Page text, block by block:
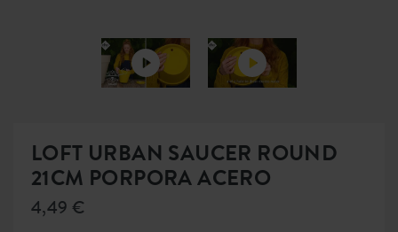
LOFT URBAN SAUCER ROUND
21CM PORPORA ACERO
4,49 €